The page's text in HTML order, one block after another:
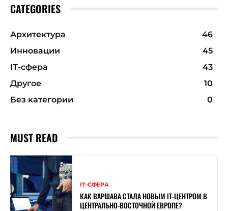
CATEGORIES
Архитектура
46
Инновации
45
ІТ-сфера
43
Другое
10
Без категории
0
MUST READ
ІТ-СФЕРА
КАК ВАРШАВА СТАЛА НОВЫМ IT-ЦЕНТРОМ В
ЦЕНТРАЛЬНО-ВОСТОЧНОЙ ЕВРОПЕ?